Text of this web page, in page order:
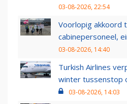
03-08-2026, 22:54
Voorlopig akkoord
cabinepersoneel,
03-08-2026, 14:40
Turkish Airlines
winter tussenstop
03-08-2026, 14:03